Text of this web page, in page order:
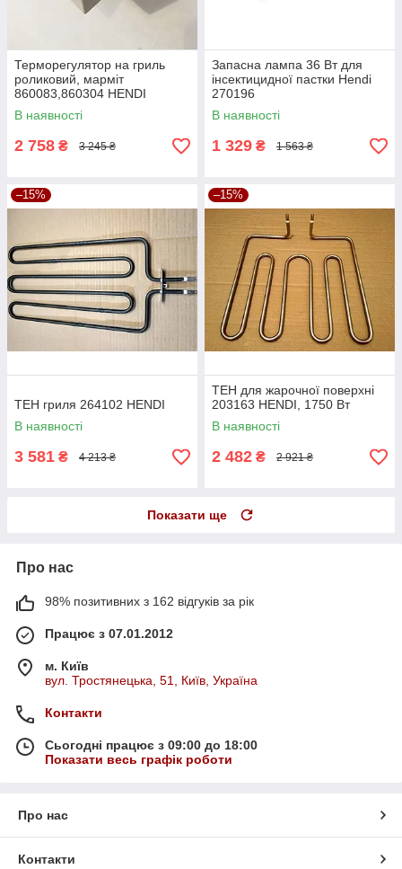
Терморегулятор на гриль
роликовий, марміт
860083,860304 HENDI
В наявності
2 758 ₴ 3 245 ₴
Запасна лампа 36 Вт для
інсектицидної пастки Hendi
270196
В наявності
1 329 ₴ 1 563 ₴
–15%
ТЕН гриля 264102 HENDI
В наявності
3 581 ₴ 4 213 ₴
–15%
ТЕН для жарочної поверхні
203163 HENDI, 1750 Вт
В наявності
2 482 ₴ 2 921 ₴
Показати ще
Про нас
98% позитивних з 162 відгуків за рік
Працює з 07.01.2012
м. Київ
вул. Тростянецька, 51, Київ, Україна
Контакти
Сьогодні працює з 09:00 до 18:00
Показати весь графік роботи
Про нас
Контакти